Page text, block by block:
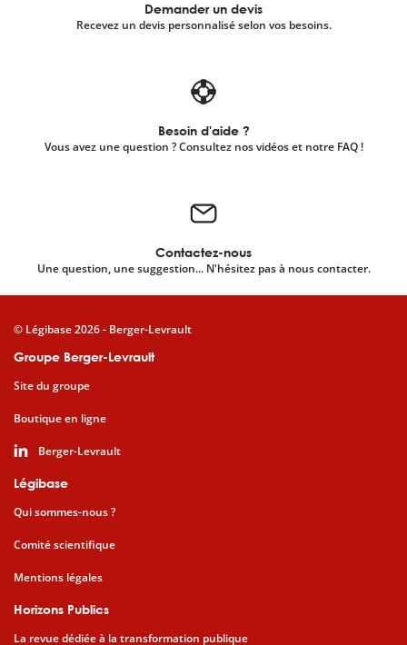
Demander un devis
Recevez un devis personnalisé selon vos besoins.
Besoin d'aide ?
Vous avez une question ? Consultez nos vidéos et notre FAQ !
Contactez-nous
Une question, une suggestion... N'hésitez pas à nous contacter.
Groupe Berger-Levrault
Site du groupe
Boutique en ligne
Berger-Levrault
Légibase
Qui sommes-nous ?
Comité scientifique
Mentions légales
Horizons Publics
La revue dédiée à la transformation publique
© Légibase 2026 - Berger-Levrault